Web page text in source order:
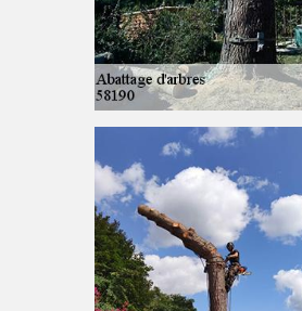
HJ Espaces Verts est
qui propose ses
prends les précautions
Voir Nos Realisations